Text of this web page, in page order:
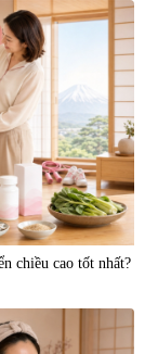
chiều cao tốt nhất?